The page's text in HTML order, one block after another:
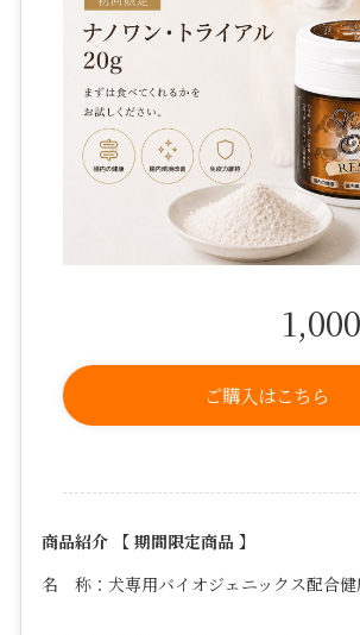
1,000
ご購入はこちら
商品紹介 【 期間限定商品 】
名 称：犬専用バイオジェニックス配合健